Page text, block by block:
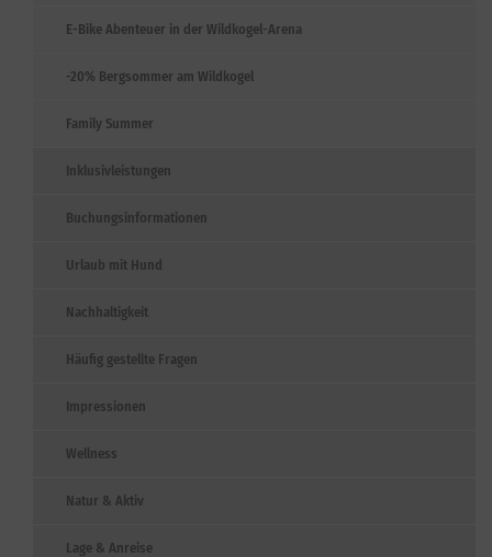
E-Bike Abenteuer in der Wildkogel-Arena
-20% Bergsommer am Wildkogel
Family Summer
Inklusivleistungen
Buchungsinformationen
Urlaub mit Hund
Nachhaltigkeit
Häufig gestellte Fragen
Impressionen
Wellness
Natur & Aktiv
Lage & Anreise